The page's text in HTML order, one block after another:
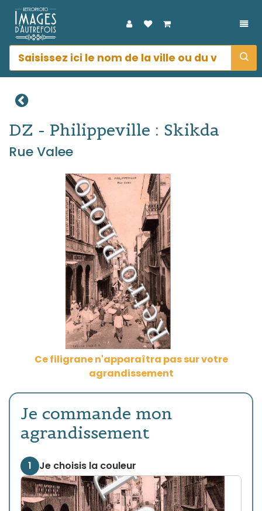
DZ - Philippeville : Skikda
Rue Valee
Ce filigrane n'apparaîtra pas sur votre
agrandissement
Je commande mon
agrandissement
1 Je choisis la couleur